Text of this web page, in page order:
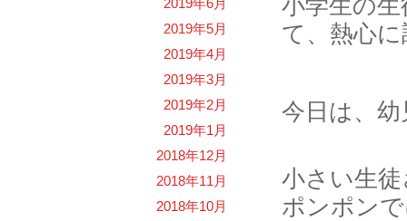
2019年6月
2019年5月
2019年4月
2019年3月
2019年2月
2019年1月
2018年12月
2018年11月
2018年10月
小学生の
て、熱心
今日は、
小さい生
ポンポン